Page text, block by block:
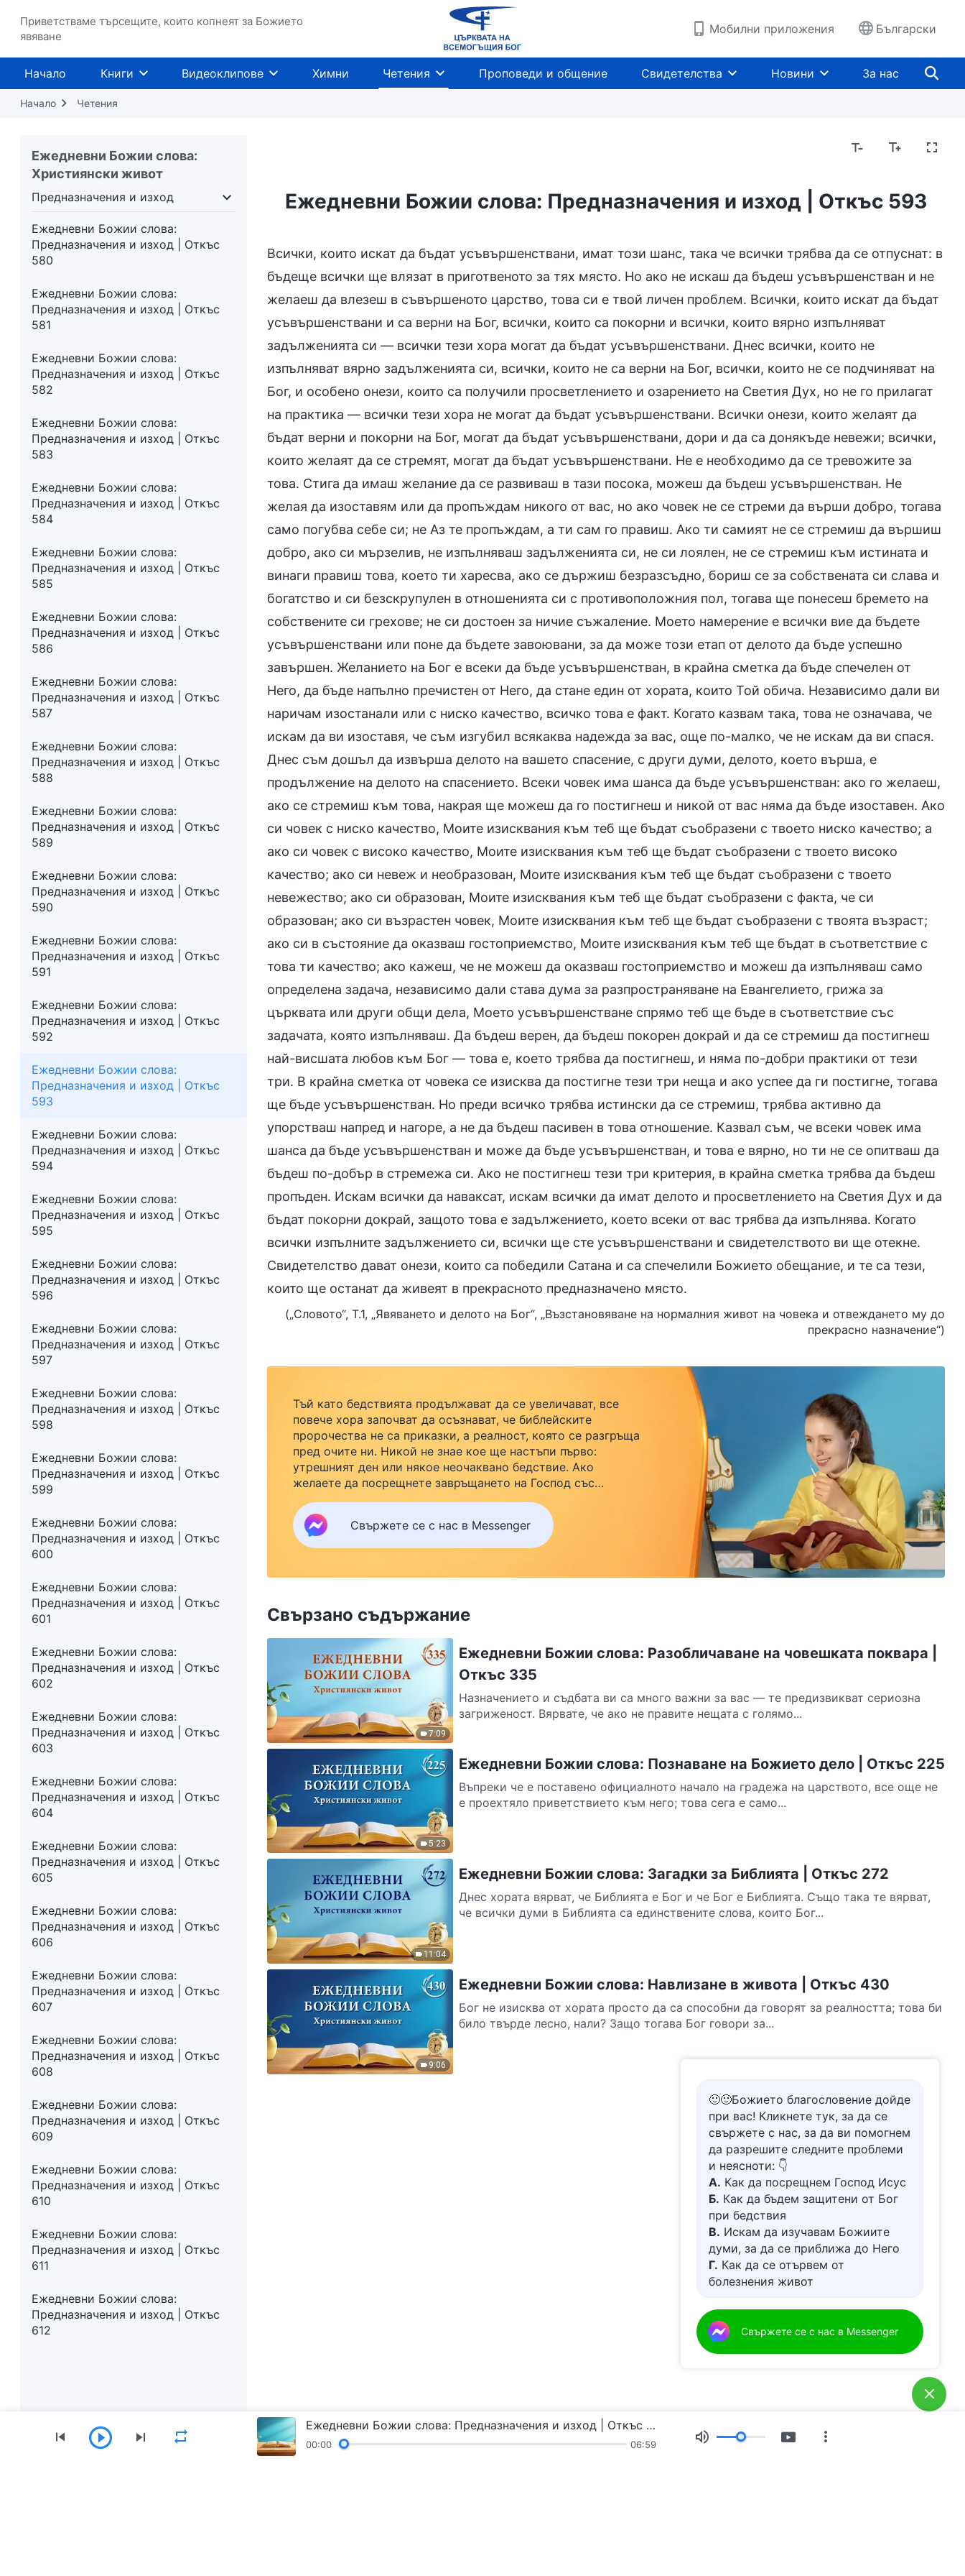
Приветстваме търсещите, които копнеят за Божието
явяване
Мобилни приложения Български
Начало Книги Видеоклипове Химни Четения Проповеди и общение Свидетелства Новини За нас
Начало Четения
Ежедневни Божии слова:
Християнски живот
Предназначения и изход
Предназначения и изход
Ежедневни Божии слова:
Предназначения и изход | Откъс
580
Ежедневни Божии слова:
Предназначения и изход | Откъс
581
Ежедневни Божии слова:
Предназначения и изход | Откъс
582
Ежедневни Божии слова:
Предназначения и изход | Откъс
583
Ежедневни Божии слова:
Предназначения и изход | Откъс
584
Ежедневни Божии слова:
Предназначения и изход | Откъс
585
Ежедневни Божии слова:
Предназначения и изход | Откъс
586
Ежедневни Божии слова:
Предназначения и изход | Откъс
587
Ежедневни Божии слова:
Предназначения и изход | Откъс
588
Ежедневни Божии слова:
Предназначения и изход | Откъс
589
Ежедневни Божии слова:
Предназначения и изход | Откъс
590
Ежедневни Божии слова:
Предназначения и изход | Откъс
591
Ежедневни Божии слова:
Предназначения и изход | Откъс
592
Ежедневни Божии слова:
Предназначения и изход | Откъс
593
Ежедневни Божии слова:
Предназначения и изход | Откъс
594
Ежедневни Божии слова:
Предназначения и изход | Откъс
595
Ежедневни Божии слова:
Предназначения и изход | Откъс
596
Ежедневни Божии слова:
Предназначения и изход | Откъс
597
Ежедневни Божии слова:
Предназначения и изход | Откъс
598
Ежедневни Божии слова:
Предназначения и изход | Откъс
599
Ежедневни Божии слова:
Предназначения и изход | Откъс
600
Ежедневни Божии слова:
Предназначения и изход | Откъс
601
Ежедневни Божии слова:
Предназначения и изход | Откъс
602
Ежедневни Божии слова:
Предназначения и изход | Откъс
603
Ежедневни Божии слова:
Предназначения и изход | Откъс
604
Ежедневни Божии слова:
Предназначения и изход | Откъс
605
Ежедневни Божии слова:
Предназначения и изход | Откъс
606
Ежедневни Божии слова:
Предназначения и изход | Откъс
607
Ежедневни Божии слова:
Предназначения и изход | Откъс
608
Ежедневни Божии слова:
Предназначения и изход | Откъс
609
Ежедневни Божии слова:
Предназначения и изход | Откъс
610
Ежедневни Божии слова:
Предназначения и изход | Откъс
611
Ежедневни Божии слова:
Предназначения и изход | Откъс
612
Ежедневни Божии слова: Предназначения и изход | Откъс 593
Всички, които искат да бъдат усъвършенствани, имат този шанс, така че всички трябва да се отпуснат: в
бъдеще всички ще влязат в приготвеното за тях място. Но ако не искаш да бъдеш усъвършенстван и не
желаеш да влезеш в съвършеното царство, това си е твой личен проблем. Всички, които искат да бъдат
усъвършенствани и са верни на Бог, всички, които са покорни и всички, които вярно изпълняват
задълженията си — всички тези хора могат да бъдат усъвършенствани. Днес всички, които не
изпълняват вярно задълженията си, всички, които не са верни на Бог, всички, които не се подчиняват на
Бог, и особено онези, които са получили просветлението и озарението на Светия Дух, но не го прилагат
на практика — всички тези хора не могат да бъдат усъвършенствани. Всички онези, които желаят да
бъдат верни и покорни на Бог, могат да бъдат усъвършенствани, дори и да са донякъде невежи; всички,
които желаят да се стремят, могат да бъдат усъвършенствани. Не е необходимо да се тревожите за
това. Стига да имаш желание да се развиваш в тази посока, можеш да бъдеш усъвършенстван. Не
желая да изоставям или да пропъждам никого от вас, но ако човек не се стреми да върши добро, тогава
само погубва себе си; не Аз те пропъждам, а ти сам го правиш. Ако ти самият не се стремиш да вършиш
добро, ако си мързелив, не изпълняваш задълженията си, не си лоялен, не се стремиш към истината и
винаги правиш това, което ти харесва, ако се държиш безразсъдно, бориш се за собствената си слава и
богатство и си безскрупулен в отношенията си с противоположния пол, тогава ще понесеш бремето на
собствените си грехове; не си достоен за ничие съжаление. Моето намерение е всички вие да бъдете
усъвършенствани или поне да бъдете завоювани, за да може този етап от делото да бъде успешно
завършен. Желанието на Бог е всеки да бъде усъвършенстван, в крайна сметка да бъде спечелен от
Него, да бъде напълно пречистен от Него, да стане един от хората, които Той обича. Независимо дали ви
наричам изостанали или с ниско качество, всичко това е факт. Когато казвам така, това не означава, че
искам да ви изоставя, че съм изгубил всякаква надежда за вас, още по-малко, че не искам да ви спася.
Днес съм дошъл да извърша делото на вашето спасение, с други думи, делото, което върша, е
продължение на делото на спасението. Всеки човек има шанса да бъде усъвършенстван: ако го желаеш,
ако се стремиш към това, накрая ще можеш да го постигнеш и никой от вас няма да бъде изоставен. Ако
си човек с ниско качество, Моите изисквания към теб ще бъдат съобразени с твоето ниско качество; а
ако си човек с високо качество, Моите изисквания към теб ще бъдат съобразени с твоето високо
качество; ако си невеж и необразован, Моите изисквания към теб ще бъдат съобразени с твоето
невежество; ако си образован, Моите изисквания към теб ще бъдат съобразени с факта, че си
образован; ако си възрастен човек, Моите изисквания към теб ще бъдат съобразени с твоята възраст;
ако си в състояние да оказваш гостоприемство, Моите изисквания към теб ще бъдат в съответствие с
това ти качество; ако кажеш, че не можеш да оказваш гостоприемство и можеш да изпълняваш само
определена задача, независимо дали става дума за разпространяване на Евангелието, грижа за
църквата или други общи дела, Моето усъвършенстване спрямо теб ще бъде в съответствие със
задачата, която изпълняваш. Да бъдеш верен, да бъдеш покорен докрай и да се стремиш да постигнеш
най-висшата любов към Бог — това е, което трябва да постигнеш, и няма по-добри практики от тези
три. В крайна сметка от човека се изисква да постигне тези три неща и ако успее да ги постигне, тогава
ще бъде усъвършенстван. Но преди всичко трябва истински да се стремиш, трябва активно да
упорстваш напред и нагоре, а не да бъдеш пасивен в това отношение. Казвал съм, че всеки човек има
шанса да бъде усъвършенстван и може да бъде усъвършенстван, и това е вярно, но ти не се опитваш да
бъдеш по-добър в стремежа си. Ако не постигнеш тези три критерия, в крайна сметка трябва да бъдеш
пропъден. Искам всички да наваксат, искам всички да имат делото и просветлението на Светия Дух и да
бъдат покорни докрай, защото това е задължението, което всеки от вас трябва да изпълнява. Когато
всички изпълните задължението си, всички ще сте усъвършенствани и свидетелството ви ще отекне.
Свидетелство дават онези, които са победили Сатана и са спечелили Божието обещание, и те са тези,
които ще останат да живеят в прекрасното предназначено място.
(„Словото“, Т.1, „Явяването и делото на Бог“, „Възстановяване на нормалния живот на човека и отвеждането му до
прекрасно назначение“)
Тъй като бедствията продължават да се увеличават, все
повече хора започват да осъзнават, че библейските
пророчества не са приказки, а реалност, която се разгръща
пред очите ни. Никой не знае кое ще настъпи първо:
утрешният ден или някое неочаквано бедствие. Ако
желаете да посрещнете завръщането на Господ със
семейството си и да намерите безопасност под Божията
закрила, кликнете върху Messenger, за да се присъедините
към нашата група за изучаване. Не чакайте до утре.
Свържете се с нас в Messenger
Свързано съдържание
7:09
Ежедневни Божии слова: Разобличаване на човешката поквара |
Откъс 335
Назначението и съдбата ви са много важни за вас — те предизвикват сериозна
загриженост. Вярвате, че ако не правите нещата с голямо...
5:23
Ежедневни Божии слова: Познаване на Божието дело | Откъс 225
Въпреки че е поставено официалното начало на градежа на царството, все още не
е проехтяло приветствието към него; това сега е само...
11:04
Ежедневни Божии слова: Загадки за Библията | Откъс 272
Днес хората вярват, че Библията е Бог и че Бог е Библията. Също така те вярват,
че всички думи в Библията са единствените слова, които Бог...
9:06
Ежедневни Божии слова: Навлизане в живота | Откъс 430
Бог не изисква от хората просто да са способни да говорят за реалността; това би
било твърде лесно, нали? Защо тогава Бог говори за...
🙂🙂Божието благословение дойде
при вас! Кликнете тук, за да се
свържете с нас, за да ви помогнем
да разрешите следните проблеми
и неясноти: 👇
А. Как да посрещнем Господ Исус
Б. Как да бъдем защитени от Бог
при бедствия
В. Искам да изучавам Божиите
думи, за да се приближа до Него
Г. Как да се отървем от
болезнения живот
Свържете се с нас в Messenger
Ежедневни Божии слова: Предназначения и изход | Откъс 593
00:00 06:59